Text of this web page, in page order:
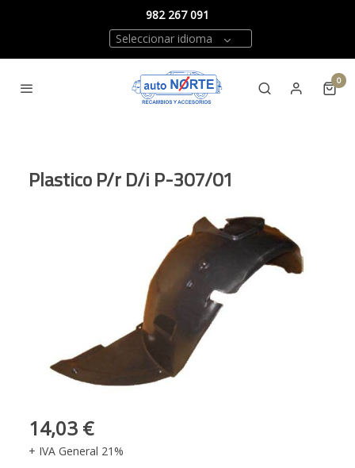
982 267 091
Seleccionar idioma
0
Plastico P/r D/i P-307/01
14,03 €
+ IVA General 21%